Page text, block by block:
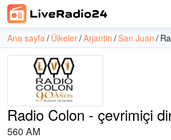
Ana sayfa Ülkeler Arjantin San Juan
Radio Colon - çevrimiçi
560 AM